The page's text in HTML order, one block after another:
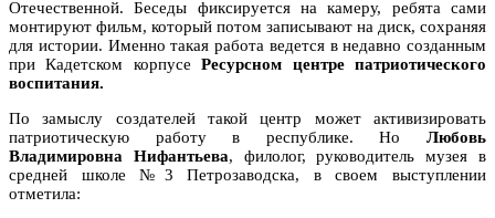
Отечественной. Беседы фиксируется на камеру, ребята сами
монтируют фильм, который потом записывают на диск, сохраняя
для истории. Именно такая работа ведется в недавно созданным
при Кадетском корпусеРесурсном центре патриотического
воспитания.
По замыслу создателей такой центр может активизировать
патриотическую работу в республике. Но Любовь
Владимировна Нифантьева, филолог, руководитель музея в
средней школе №3 Петрозаводска, в своем выступлении
отметила: